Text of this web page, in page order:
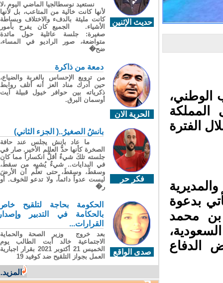
الوطني،
الفترة
بدعوة
محمد
الدفاع
حديث الإثنين
نستعيد نوسطالجيا الماضي اليوم ،لا
لأنها كانت خالية من المتاعب، بل لأنها
كانت مليئة بالدفء والاختلاف وبساطة
الأشياء. الجميع كان يفرح بأمور
صغيرة: جلسة عائلية حول مائدة
متواضعة، صور الراديو في المساء،
ضح�
الحرية الان
دمعة من ذاكرة
من ترويع الإحساس بالغربة والضياع،
حين أدرك مناد العز أنه أتلف روابط
ذكرياته بين حوافر خيول قبيلة آيت
أوسمان البرق.
فكر حر
بانشُ الصغيرُ..( الجزء الثاني)
ما عاد بانش يجلس عند حافة
الصخرة كأنها حدُّ العالم الأخير. صار في
جلسته تلكَ شيءٌ أقلُّ انكساراً مما كان
في البدايات.. شيءٌ يُشبِه من سقطَ،
وسقطَ، وسقطَ، حتى تعلّم أن الأرضَ
ليست عدواً دائماً، ولا تدعو للخوف. أو
ر�
صدى الواقع
الحكومة بحاجة لتلقيح خاص
بالحكامة في التدبير وإصدار
القرارات...
بعد خروج وزير الصحة والحماية
الاجتماعية خالد أبت الطالب يوم
الخميس 21 أكتوبر 2021 بقرار اجبارية
العمل بجواز التلقيح ضد كوفيد 19
المزيد...